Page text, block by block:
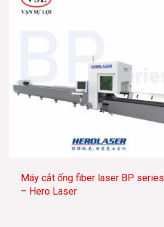
Máy cắt ống fiber laser BP series
– Hero Laser